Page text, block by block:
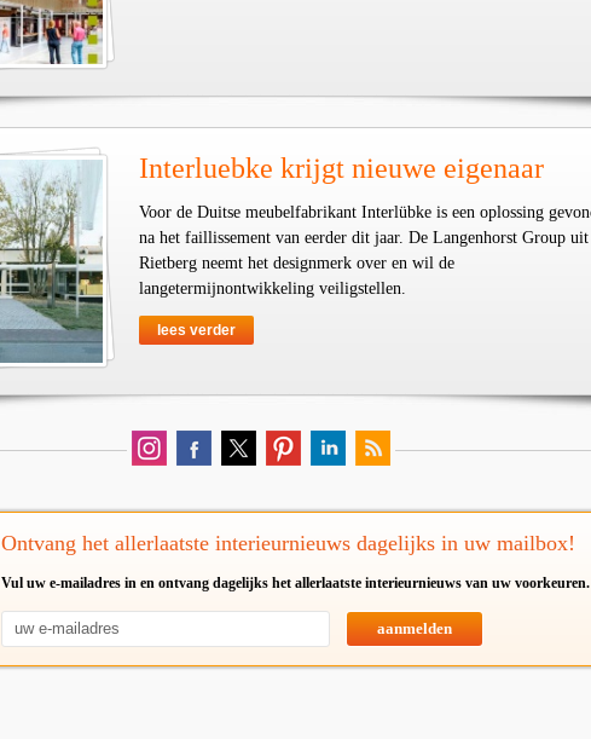
Interluebke krijgt nieuwe eigenaar
Voor de Duitse meubelfabrikant Interlübke is een oplossing
na het faillissement van eerder dit jaar. De Langenhorst Group uit
Rietberg neemt het designmerk over en wil de
langetermijnontwikkeling veiligstellen.
lees verder
Ontvang het allerlaatste interieurnieuws dagelijks in uw mailbox!
Vul uw e-mailadres in en ontvang dagelijks het allerlaatste interieurnieuws van uw voorkeuren.
aanmelden